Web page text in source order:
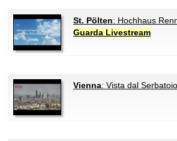
St. Pölten: Hochhaus
Guarda Livestream
Vienna: Vista dal